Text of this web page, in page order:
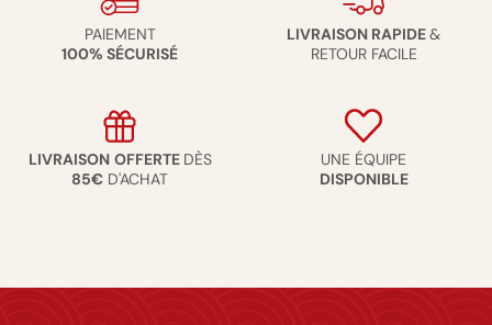
PAIEMENT
100% SÉCURISÉ
LIVRAISON RAPIDE&
RETOUR FACILE
LIVRAISON OFFERTE DÈS
85€ D'ACHAT
UNE ÉQUIPE
DISPONIBLE